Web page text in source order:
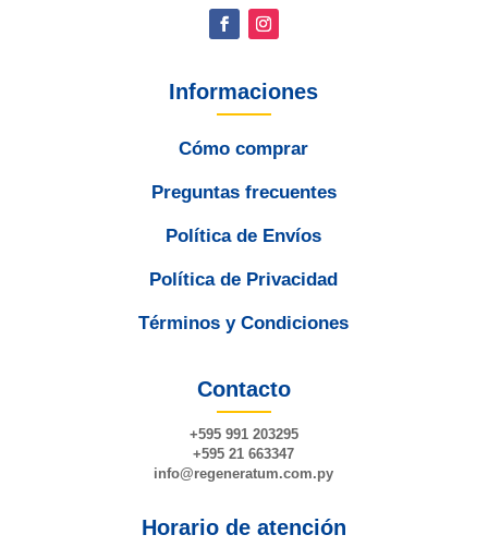
Informaciones
Cómo comprar
Preguntas frecuentes
Política de Envíos
Política de Privacidad
Términos y Condiciones
Contacto
+595 991 203295
+595 21 663347
info@regeneratum.com.py
Horario de atención